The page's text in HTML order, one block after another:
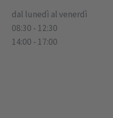
dal lunedì al venerdì
08:30 - 12:30
14:00 - 17:00